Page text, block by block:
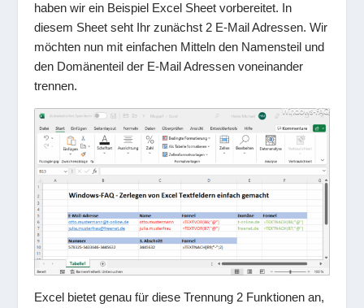
haben wir ein Beispiel Excel Sheet vorbereitet. In
diesem Sheet seht Ihr zunächst 2 E-Mail Adressen. Wir
möchten nun mit einfachen Mitteln den Namensteil und
den Domänenteil der E-Mail Adressen voneinander
trennen.
Excel bietet genau für diese Trennung 2 Funktionen an,